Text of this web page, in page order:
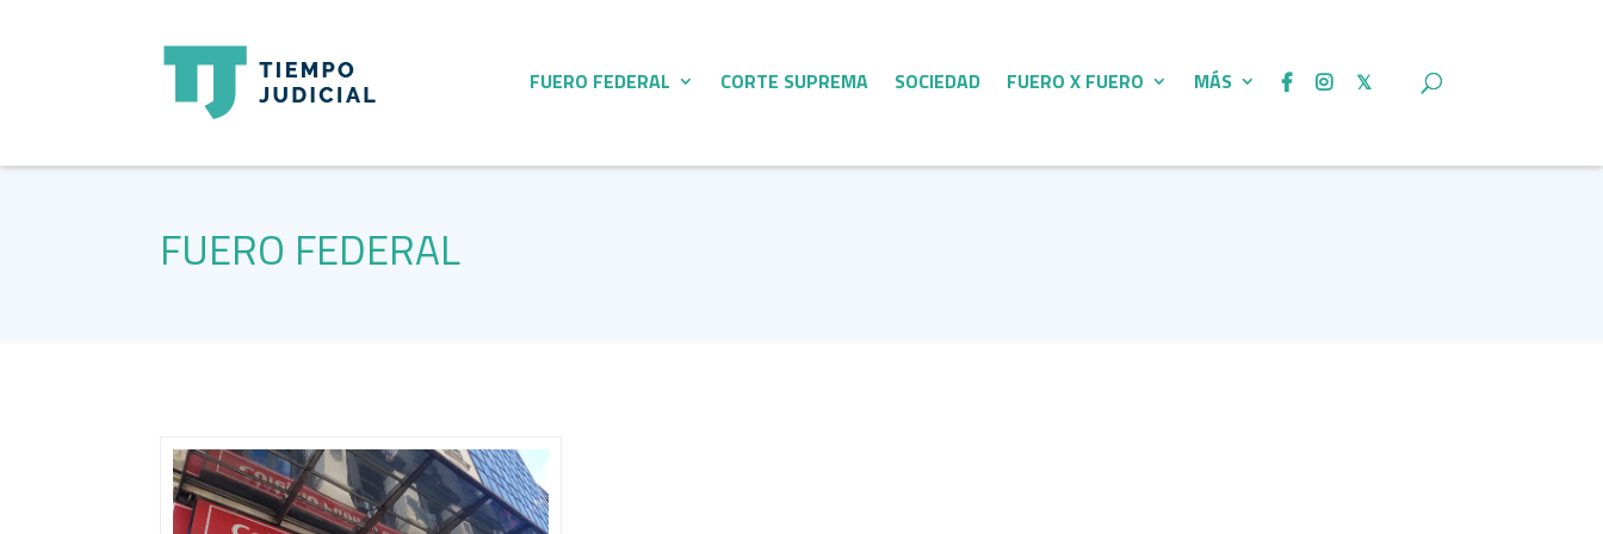
FUERO FEDERAL CORTE SUPREMA SOCIEDAD FUERO X FUERO MÁS
FUERO FEDERAL